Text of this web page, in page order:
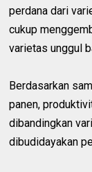
perdana dari
cukup
varietas unggul
Berdasarkan
panen,
dibandingkan
dibudidayakan